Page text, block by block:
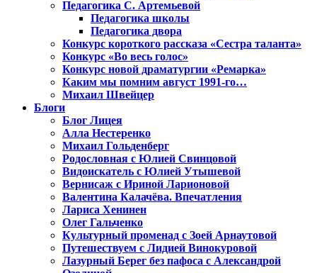
Педагогика С. Артемьевой
Педагогика школы
Педагогика двора
Конкурс короткого рассказа «Сестра таланта»
Конкурс «Во весь голос»
Конкурс новой драматургии «Ремарка»
Каким мы помним август 1991-го…
Михаил Швейцер
Блоги
Блог Лицея
Алла Нестеренко
Михаил Гольденберг
Родословная с Юлией Свинцовой
Видоискатель с Юлией Утышевой
Вернисаж с Ириной Ларионовой
Валентина Калачёва. Впечатления
Лариса Хенинен
Олег Гальченко
Культурный променад с Зоей Арнаутовой
Путешествуем с Лидией Винокуровой
Лазурный Берег без пафоса с Александрой